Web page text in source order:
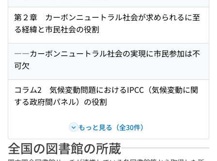
第２章 カーボンニュートラル社会が求められるに至
る経緯と市民社会の役割
――カーボンニュートラル社会の実現に市民参加は不
可欠
コラム2 気候変動問題におけるIPCC（気候変動に関
する政府間パネル）の役割
もっと見る（全30件）
全国の図書館の所蔵